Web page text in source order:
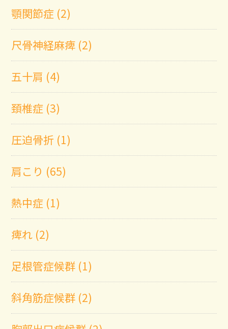
顎関節症 (2)
尺骨神経麻痺 (2)
五十肩 (4)
頚椎症 (3)
圧迫骨折 (1)
肩こり (65)
熱中症 (1)
痺れ (2)
足根管症候群 (1)
斜角筋症候群 (2)